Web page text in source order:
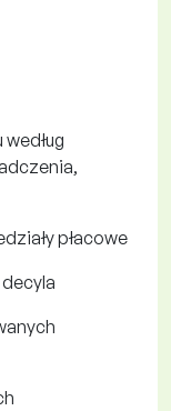
płacowe